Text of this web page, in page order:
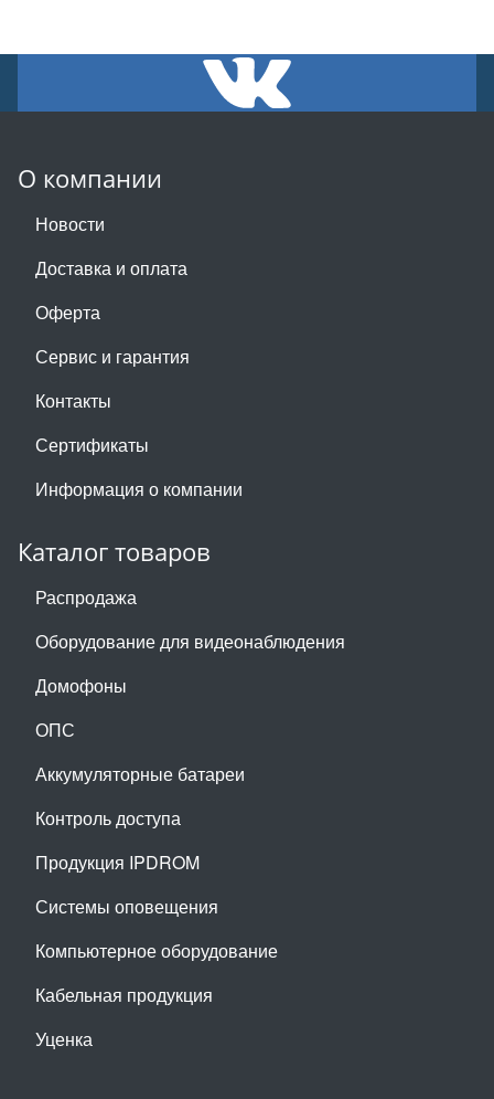
О компании
Новости
Доставка и оплата
Оферта
Сервис и гарантия
Контакты
Сертификаты
Информация о компании
Каталог товаров
Распродажа
Оборудование для видеонаблюдения
Домофоны
ОПС
Аккумуляторные батареи
Контроль доступа
Продукция IPDROM
Системы оповещения
Компьютерное оборудование
Кабельная продукция
Уценка